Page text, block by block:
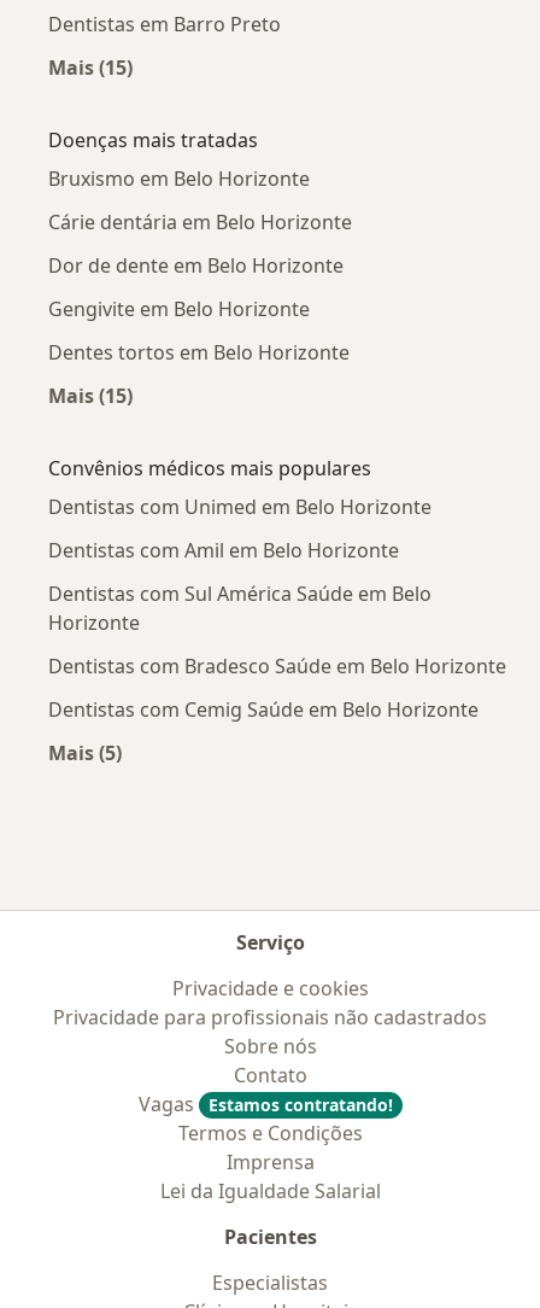
Dentistas em Barro Preto
Mais (15)
Doenças mais tratadas
Bruxismo em Belo Horizonte
Cárie dentária em Belo Horizonte
Dor de dente em Belo Horizonte
Gengivite em Belo Horizonte
Dentes tortos em Belo Horizonte
Mais (15)
Convênios médicos mais populares
Dentistas com Unimed em Belo Horizonte
Dentistas com Amil em Belo Horizonte
Dentistas com Sul América Saúde em Belo
Horizonte
Dentistas com Bradesco Saúde em Belo Horizonte
Dentistas com Cemig Saúde em Belo Horizonte
Mais (5)
Serviço
Privacidade e cookies
Privacidade para profissionais não cadastrados
Sobre nós
Contato
Vagas
Estamos contratando!
Termos e Condições
Imprensa
Lei da Igualdade Salarial
Pacientes
Especialistas